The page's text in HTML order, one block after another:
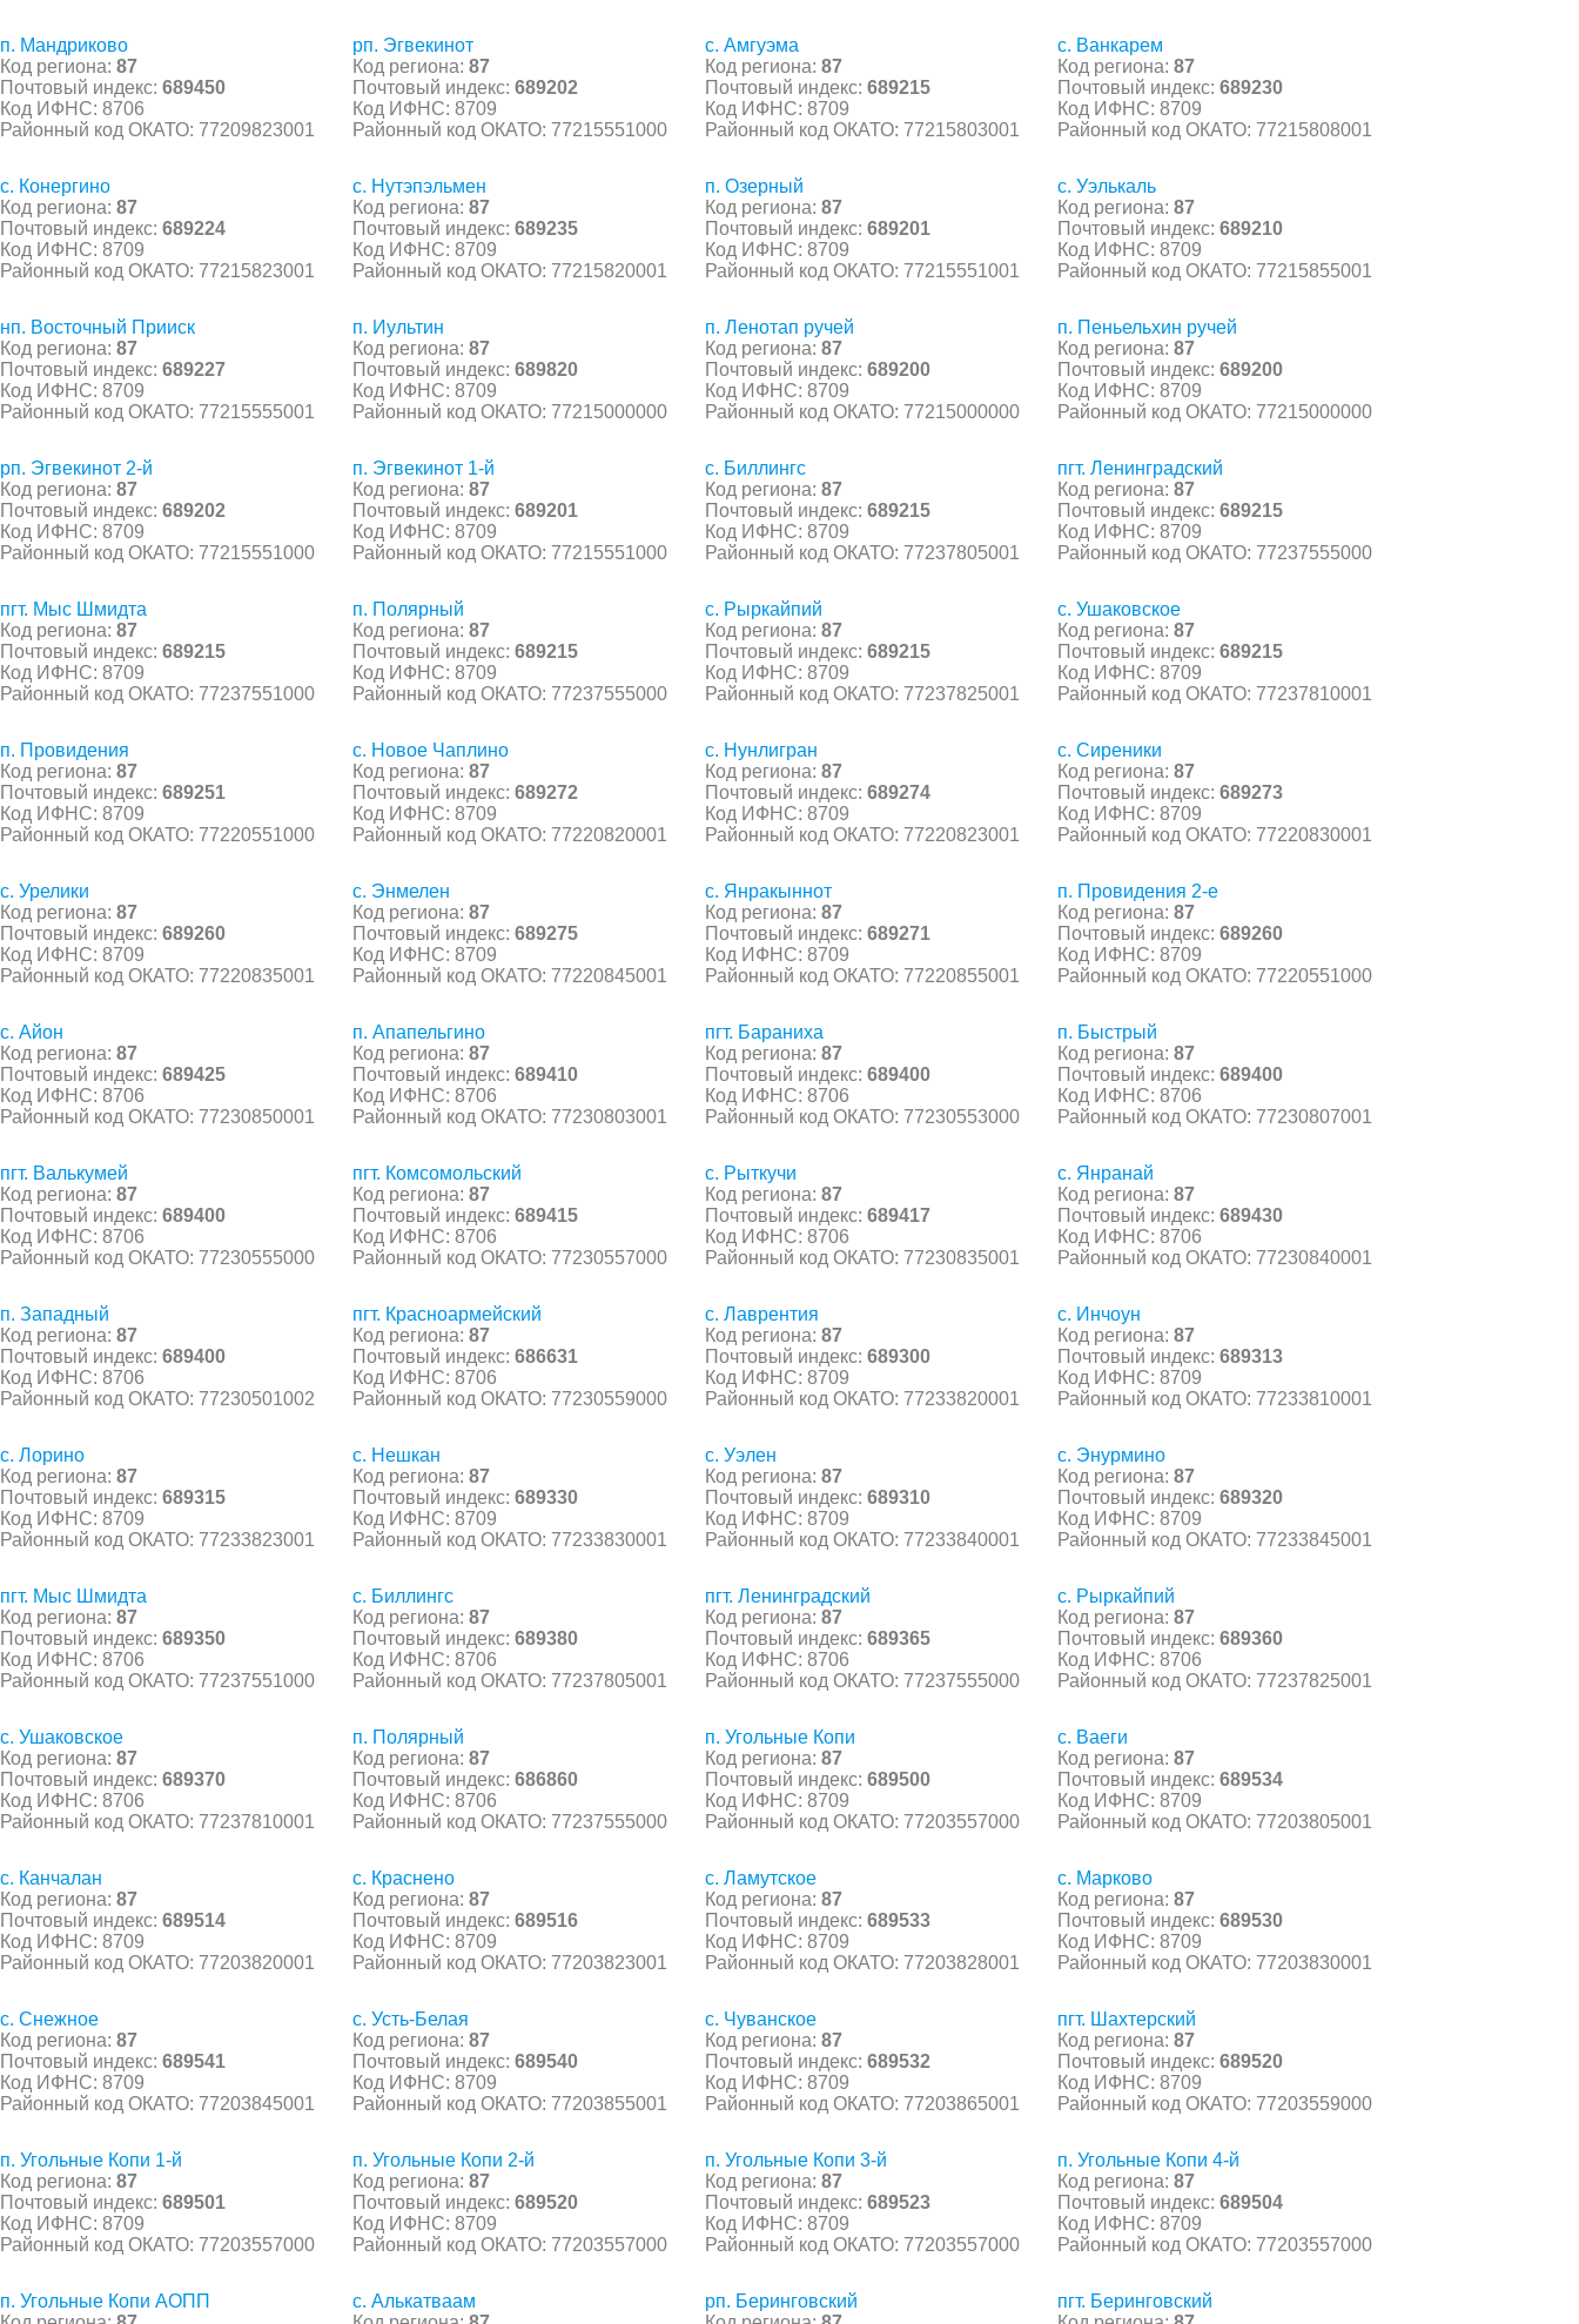
п. Мандриково
Код региона: 87
Почтовый индекс: 689450
Код ИФНС: 8706
Районный код ОКАТО: 77209823001
рп. Эгвекинот
Код региона: 87
Почтовый индекс: 689202
Код ИФНС: 8709
Районный код ОКАТО: 77215551000
с. Амгуэма
Код региона: 87
Почтовый индекс: 689215
Код ИФНС: 8709
Районный код ОКАТО: 77215803001
с. Ванкарем
Код региона: 87
Почтовый индекс: 689230
Код ИФНС: 8709
Районный код ОКАТО: 77215808001
с. Конергино
Код региона: 87
Почтовый индекс: 689224
Код ИФНС: 8709
Районный код ОКАТО: 77215823001
с. Нутэпэльмен
Код региона: 87
Почтовый индекс: 689235
Код ИФНС: 8709
Районный код ОКАТО: 77215820001
п. Озерный
Код региона: 87
Почтовый индекс: 689201
Код ИФНС: 8709
Районный код ОКАТО: 77215551001
с. Уэлькаль
Код региона: 87
Почтовый индекс: 689210
Код ИФНС: 8709
Районный код ОКАТО: 77215855001
нп. Восточный Прииск
Код региона: 87
Почтовый индекс: 689227
Код ИФНС: 8709
Районный код ОКАТО: 77215555001
п. Иультин
Код региона: 87
Почтовый индекс: 689820
Код ИФНС: 8709
Районный код ОКАТО: 77215000000
п. Ленотап ручей
Код региона: 87
Почтовый индекс: 689200
Код ИФНС: 8709
Районный код ОКАТО: 77215000000
п. Пеньельхин ручей
Код региона: 87
Почтовый индекс: 689200
Код ИФНС: 8709
Районный код ОКАТО: 77215000000
рп. Эгвекинот 2-й
Код региона: 87
Почтовый индекс: 689202
Код ИФНС: 8709
Районный код ОКАТО: 77215551000
п. Эгвекинот 1-й
Код региона: 87
Почтовый индекс: 689201
Код ИФНС: 8709
Районный код ОКАТО: 77215551000
с. Биллингс
Код региона: 87
Почтовый индекс: 689215
Код ИФНС: 8709
Районный код ОКАТО: 77237805001
пгт. Ленинградский
Код региона: 87
Почтовый индекс: 689215
Код ИФНС: 8709
Районный код ОКАТО: 77237555000
пгт. Мыс Шмидта
Код региона: 87
Почтовый индекс: 689215
Код ИФНС: 8709
Районный код ОКАТО: 77237551000
п. Полярный
Код региона: 87
Почтовый индекс: 689215
Код ИФНС: 8709
Районный код ОКАТО: 77237555000
с. Рыркайпий
Код региона: 87
Почтовый индекс: 689215
Код ИФНС: 8709
Районный код ОКАТО: 77237825001
с. Ушаковское
Код региона: 87
Почтовый индекс: 689215
Код ИФНС: 8709
Районный код ОКАТО: 77237810001
п. Провидения
Код региона: 87
Почтовый индекс: 689251
Код ИФНС: 8709
Районный код ОКАТО: 77220551000
с. Новое Чаплино
Код региона: 87
Почтовый индекс: 689272
Код ИФНС: 8709
Районный код ОКАТО: 77220820001
с. Нунлигран
Код региона: 87
Почтовый индекс: 689274
Код ИФНС: 8709
Районный код ОКАТО: 77220823001
с. Сиреники
Код региона: 87
Почтовый индекс: 689273
Код ИФНС: 8709
Районный код ОКАТО: 77220830001
с. Урелики
Код региона: 87
Почтовый индекс: 689260
Код ИФНС: 8709
Районный код ОКАТО: 77220835001
с. Энмелен
Код региона: 87
Почтовый индекс: 689275
Код ИФНС: 8709
Районный код ОКАТО: 77220845001
с. Янракыннот
Код региона: 87
Почтовый индекс: 689271
Код ИФНС: 8709
Районный код ОКАТО: 77220855001
п. Провидения 2-е
Код региона: 87
Почтовый индекс: 689260
Код ИФНС: 8709
Районный код ОКАТО: 77220551000
с. Айон
Код региона: 87
Почтовый индекс: 689425
Код ИФНС: 8706
Районный код ОКАТО: 77230850001
п. Апапельгино
Код региона: 87
Почтовый индекс: 689410
Код ИФНС: 8706
Районный код ОКАТО: 77230803001
пгт. Бараниха
Код региона: 87
Почтовый индекс: 689400
Код ИФНС: 8706
Районный код ОКАТО: 77230553000
п. Быстрый
Код региона: 87
Почтовый индекс: 689400
Код ИФНС: 8706
Районный код ОКАТО: 77230807001
пгт. Валькумей
Код региона: 87
Почтовый индекс: 689400
Код ИФНС: 8706
Районный код ОКАТО: 77230555000
пгт. Комсомольский
Код региона: 87
Почтовый индекс: 689415
Код ИФНС: 8706
Районный код ОКАТО: 77230557000
с. Рыткучи
Код региона: 87
Почтовый индекс: 689417
Код ИФНС: 8706
Районный код ОКАТО: 77230835001
с. Янранай
Код региона: 87
Почтовый индекс: 689430
Код ИФНС: 8706
Районный код ОКАТО: 77230840001
п. Западный
Код региона: 87
Почтовый индекс: 689400
Код ИФНС: 8706
Районный код ОКАТО: 77230501002
пгт. Красноармейский
Код региона: 87
Почтовый индекс: 686631
Код ИФНС: 8706
Районный код ОКАТО: 77230559000
с. Лаврентия
Код региона: 87
Почтовый индекс: 689300
Код ИФНС: 8709
Районный код ОКАТО: 77233820001
с. Инчоун
Код региона: 87
Почтовый индекс: 689313
Код ИФНС: 8709
Районный код ОКАТО: 77233810001
с. Лорино
Код региона: 87
Почтовый индекс: 689315
Код ИФНС: 8709
Районный код ОКАТО: 77233823001
с. Нешкан
Код региона: 87
Почтовый индекс: 689330
Код ИФНС: 8709
Районный код ОКАТО: 77233830001
с. Уэлен
Код региона: 87
Почтовый индекс: 689310
Код ИФНС: 8709
Районный код ОКАТО: 77233840001
с. Энурмино
Код региона: 87
Почтовый индекс: 689320
Код ИФНС: 8709
Районный код ОКАТО: 77233845001
пгт. Мыс Шмидта
Код региона: 87
Почтовый индекс: 689350
Код ИФНС: 8706
Районный код ОКАТО: 77237551000
с. Биллингс
Код региона: 87
Почтовый индекс: 689380
Код ИФНС: 8706
Районный код ОКАТО: 77237805001
пгт. Ленинградский
Код региона: 87
Почтовый индекс: 689365
Код ИФНС: 8706
Районный код ОКАТО: 77237555000
с. Рыркайпий
Код региона: 87
Почтовый индекс: 689360
Код ИФНС: 8706
Районный код ОКАТО: 77237825001
с. Ушаковское
Код региона: 87
Почтовый индекс: 689370
Код ИФНС: 8706
Районный код ОКАТО: 77237810001
п. Полярный
Код региона: 87
Почтовый индекс: 686860
Код ИФНС: 8706
Районный код ОКАТО: 77237555000
п. Угольные Копи
Код региона: 87
Почтовый индекс: 689500
Код ИФНС: 8709
Районный код ОКАТО: 77203557000
с. Ваеги
Код региона: 87
Почтовый индекс: 689534
Код ИФНС: 8709
Районный код ОКАТО: 77203805001
с. Канчалан
Код региона: 87
Почтовый индекс: 689514
Код ИФНС: 8709
Районный код ОКАТО: 77203820001
с. Краснено
Код региона: 87
Почтовый индекс: 689516
Код ИФНС: 8709
Районный код ОКАТО: 77203823001
с. Ламутское
Код региона: 87
Почтовый индекс: 689533
Код ИФНС: 8709
Районный код ОКАТО: 77203828001
с. Марково
Код региона: 87
Почтовый индекс: 689530
Код ИФНС: 8709
Районный код ОКАТО: 77203830001
с. Снежное
Код региона: 87
Почтовый индекс: 689541
Код ИФНС: 8709
Районный код ОКАТО: 77203845001
с. Усть-Белая
Код региона: 87
Почтовый индекс: 689540
Код ИФНС: 8709
Районный код ОКАТО: 77203855001
с. Чуванское
Код региона: 87
Почтовый индекс: 689532
Код ИФНС: 8709
Районный код ОКАТО: 77203865001
пгт. Шахтерский
Код региона: 87
Почтовый индекс: 689520
Код ИФНС: 8709
Районный код ОКАТО: 77203559000
п. Угольные Копи 1-й
Код региона: 87
Почтовый индекс: 689501
Код ИФНС: 8709
Районный код ОКАТО: 77203557000
п. Угольные Копи 2-й
Код региона: 87
Почтовый индекс: 689520
Код ИФНС: 8709
Районный код ОКАТО: 77203557000
п. Угольные Копи 3-й
Код региона: 87
Почтовый индекс: 689523
Код ИФНС: 8709
Районный код ОКАТО: 77203557000
п. Угольные Копи 4-й
Код региона: 87
Почтовый индекс: 689504
Код ИФНС: 8709
Районный код ОКАТО: 77203557000
п. Угольные Копи АОПП
с. Алькатваам
рп. Беринговский
пгт. Беринговский